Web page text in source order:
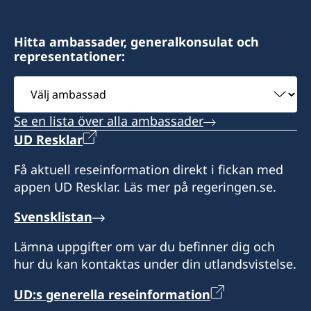
Law Office Vujačić
Bulevar Ivana Crnojevica 56/2
I-st floor Lamela A
81000 Podgorica
Montenegro
Måndag-fredag kl. 09.00-13.00
Svenska medborgare i behov av hjälp kan
kontakta ambassaden
i Belgrad för vidare information på telefon +381
Hitta ambassader, generalkonsulat och
representationer:
Välj
ambassad
Se en lista över alla ambassader
UD Resklar
Få aktuell reseinformation direkt i fickan med
appen UD Resklar. Läs mer på regeringen.se.
Svensklistan
Lämna uppgifter om var du befinner dig och
hur du kan kontaktas under din utlandsvistelse.
UD:s generella reseinformation